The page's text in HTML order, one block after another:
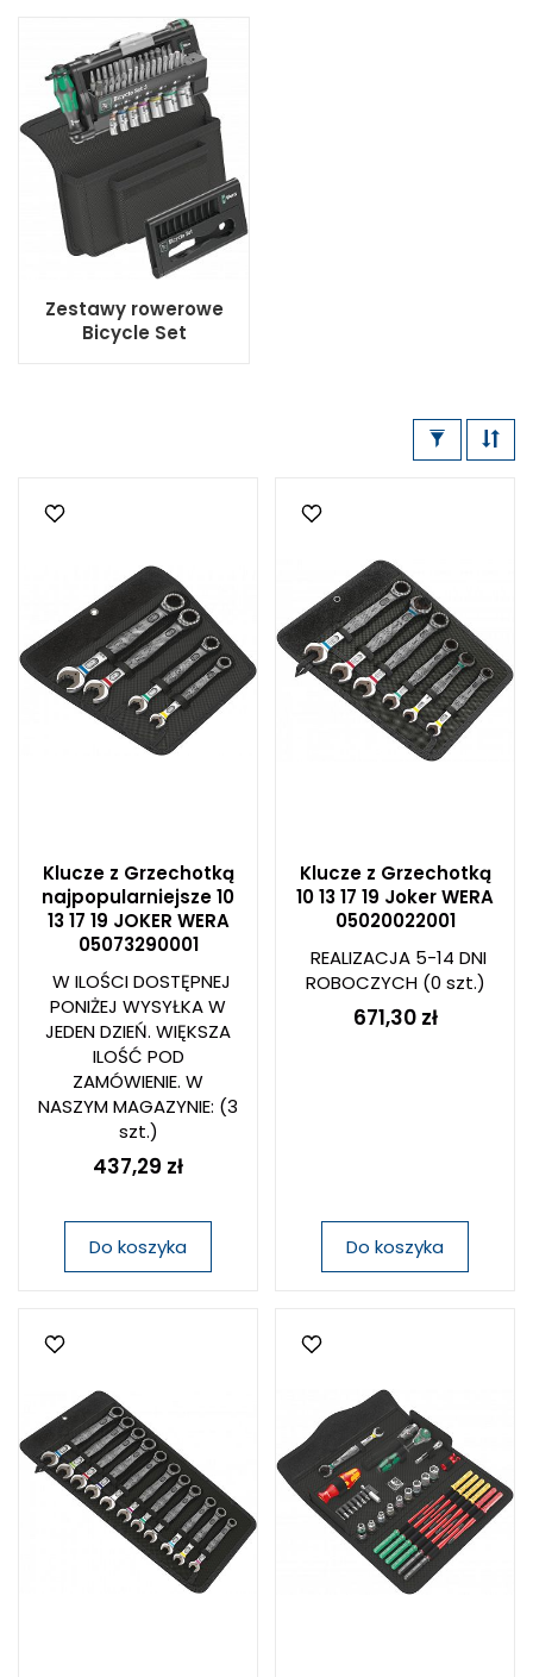
Zestawy rowerowe
Bicycle Set
Klucze z Grzechotką
najpopularniejsze 10
13 17 19 JOKER WERA
05073290001
W ILOŚCI DOSTĘPNEJ
PONIŻEJ WYSYŁKA W
JEDEN DZIEŃ. WIĘKSZA
ILOŚĆ POD
ZAMÓWIENIE. W
NASZYM MAGAZYNIE: (3
szt.)
437,29 zł
Do koszyka
Klucze z Grzechotką
10 13 17 19 Joker WERA
05020022001
REALIZACJA 5-14 DNI
ROBOCZYCH(0 szt.)
671,30 zł
Do koszyka